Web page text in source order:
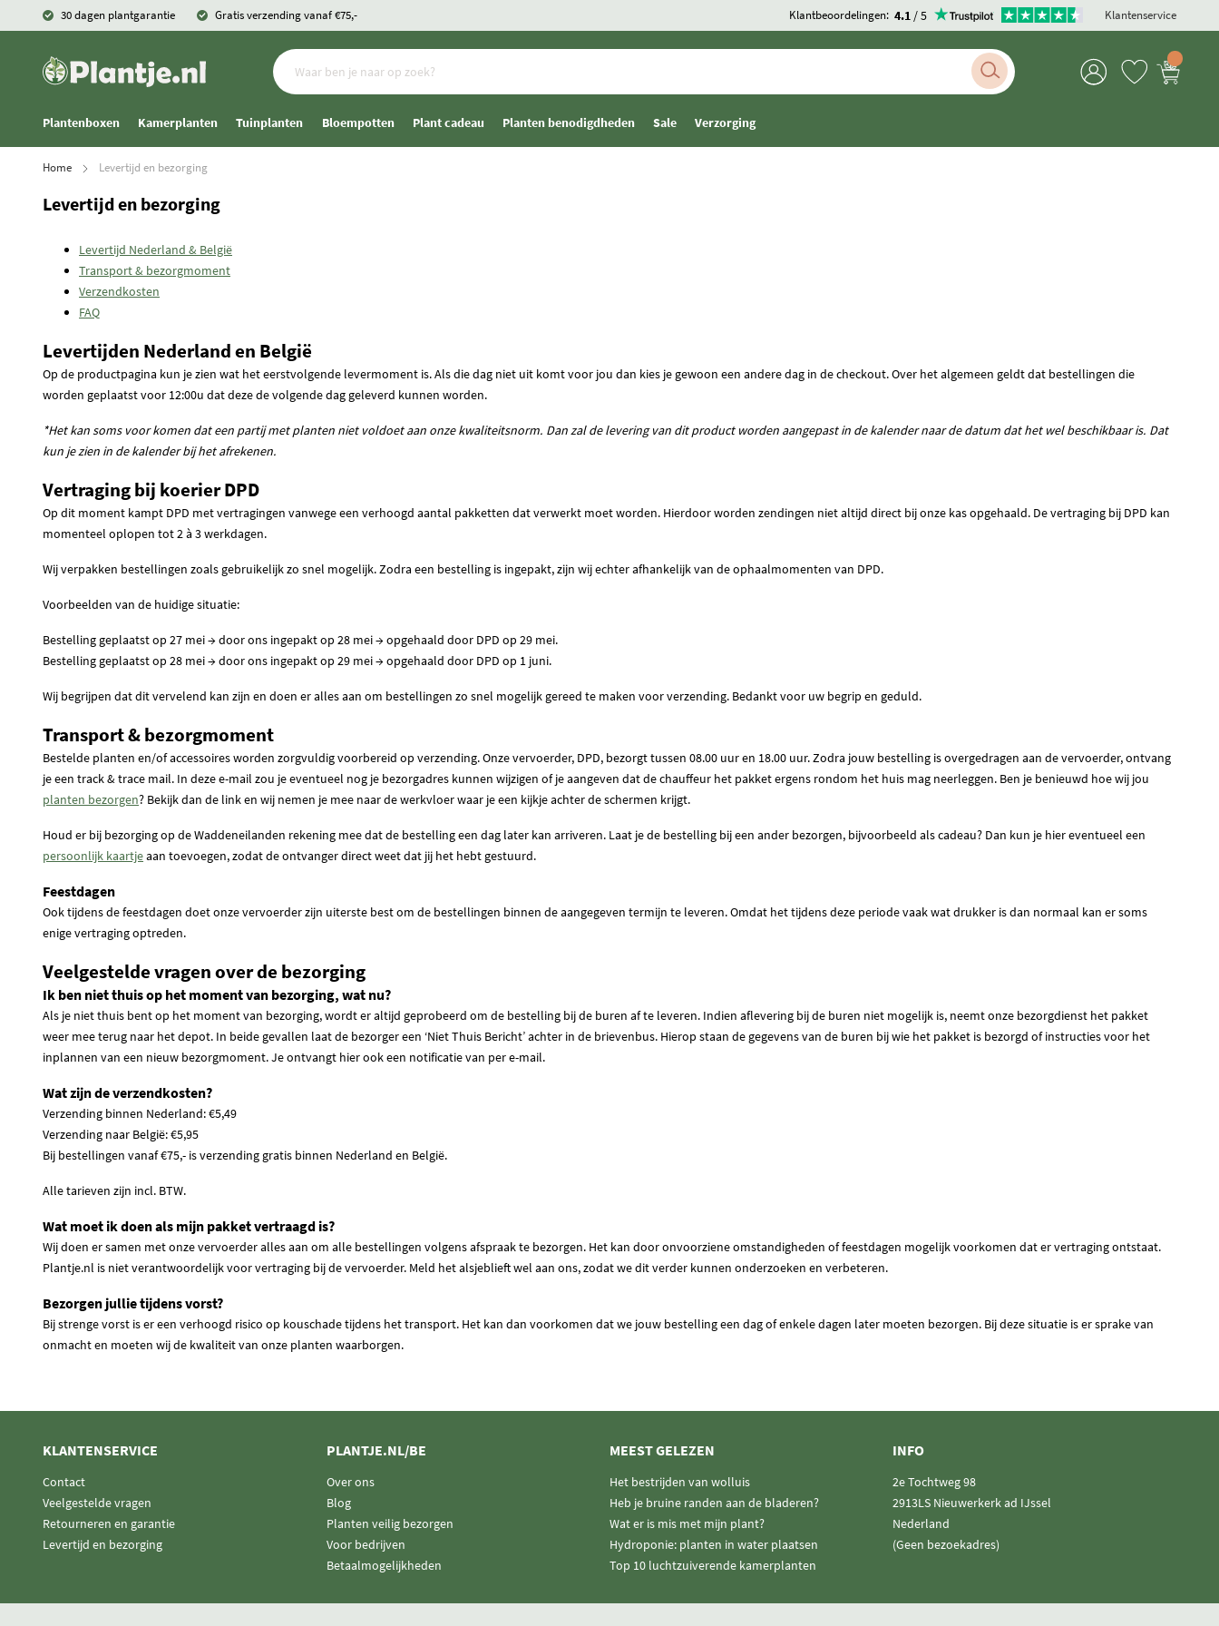
30 dagen plantgarantie Gratis verzending vanaf €75,- Klantbeoordelingen: 4.1 / 5 Klantenservice
Plantenboxen Kamerplanten Tuinplanten Bloempotten Plant cadeau Planten benodigdheden Sale Verzorging
Home Levertijd en bezorging
Levertijd en bezorging
Levertijd Nederland & België
Transport & bezorgmoment
Verzendkosten
FAQ
Levertijden Nederland en België
Op de productpagina kun je zien wat het eerstvolgende levermoment is. Als die dag niet uit komt voor jou dan kies je gewoon een andere dag in de checkout. Over het algemeen geldt dat bestellingen die
worden geplaatst voor 12:00u dat deze de volgende dag geleverd kunnen worden.
*Het kan soms voor komen dat een partij met planten niet voldoet aan onze kwaliteitsnorm. Dan zal de levering van dit product worden aangepast in de kalender naar de datum dat het wel beschikbaar is. Dat
kun je zien in de kalender bij het afrekenen.
Vertraging bij koerier DPD
Op dit moment kampt DPD met vertragingen vanwege een verhoogd aantal pakketten dat verwerkt moet worden. Hierdoor worden zendingen niet altijd direct bij onze kas opgehaald. De vertraging bij DPD kan
momenteel oplopen tot 2 à 3 werkdagen.
Wij verpakken bestellingen zoals gebruikelijk zo snel mogelijk. Zodra een bestelling is ingepakt, zijn wij echter afhankelijk van de ophaalmomenten van DPD.
Voorbeelden van de huidige situatie:
Bestelling geplaatst op 27 mei → door ons ingepakt op 28 mei → opgehaald door DPD op 29 mei.
Bestelling geplaatst op 28 mei → door ons ingepakt op 29 mei → opgehaald door DPD op 1 juni.
Wij begrijpen dat dit vervelend kan zijn en doen er alles aan om bestellingen zo snel mogelijk gereed te maken voor verzending. Bedankt voor uw begrip en geduld.
Transport & bezorgmoment
Bestelde planten en/of accessoires worden zorgvuldig voorbereid op verzending. Onze vervoerder, DPD, bezorgt tussen 08.00 uur en 18.00 uur. Zodra jouw bestelling is overgedragen aan de vervoerder, ontvang
je een track & trace mail. In deze e-mail zou je eventueel nog je bezorgadres kunnen wijzigen of je aangeven dat de chauffeur het pakket ergens rondom het huis mag neerleggen. Ben je benieuwd hoe wij jou
planten bezorgen? Bekijk dan de link en wij nemen je mee naar de werkvloer waar je een kijkje achter de schermen krijgt.
Houd er bij bezorging op de Waddeneilanden rekening mee dat de bestelling een dag later kan arriveren. Laat je de bestelling bij een ander bezorgen, bijvoorbeeld als cadeau? Dan kun je hier eventueel een
persoonlijk kaartjeaan toevoegen, zodat de ontvanger direct weet dat jij het hebt gestuurd.
Feestdagen
Ook tijdens de feestdagen doet onze vervoerder zijn uiterste best om de bestellingen binnen de aangegeven termijn te leveren. Omdat het tijdens deze periode vaak wat drukker is dan normaal kan er soms
enige vertraging optreden.
Veelgestelde vragen over de bezorging
Ik ben niet thuis op het moment van bezorging, wat nu?
Als je niet thuis bent op het moment van bezorging, wordt er altijd geprobeerd om de bestelling bij de buren af te leveren. Indien aflevering bij de buren niet mogelijk is, neemt onze bezorgdienst het pakket
weer mee terug naar het depot. In beide gevallen laat de bezorger een ‘Niet Thuis Bericht’ achter in de brievenbus. Hierop staan de gegevens van de buren bij wie het pakket is bezorgd of instructies voor het
inplannen van een nieuw bezorgmoment. Je ontvangt hier ook een notificatie van per e-mail.
Wat zijn de verzendkosten?
Verzending binnen Nederland: €5,49
Verzending naar België: €5,95
Bij bestellingen vanaf €75,- is verzending gratis binnen Nederland en België.
Alle tarieven zijn incl. BTW.
Wat moet ik doen als mijn pakket vertraagd is?
Wij doen er samen met onze vervoerder alles aan om alle bestellingen volgens afspraak te bezorgen. Het kan door onvoorziene omstandigheden of feestdagen mogelijk voorkomen dat er vertraging ontstaat.
Plantje.nl is niet verantwoordelijk voor vertraging bij de vervoerder. Meld het alsjeblieft wel aan ons, zodat we dit verder kunnen onderzoeken en verbeteren.
Bezorgen jullie tijdens vorst?
Bij strenge vorst is er een verhoogd risico op kouschade tijdens het transport. Het kan dan voorkomen dat we jouw bestelling een dag of enkele dagen later moeten bezorgen. Bij deze situatie is er sprake van
onmacht en moeten wij de kwaliteit van onze planten waarborgen.
KLANTENSERVICE
Contact
Veelgestelde vragen
Retourneren en garantie
Levertijd en bezorging
PLANTJE.NL/BE
Over ons
Blog
Planten veilig bezorgen
Voor bedrijven
Betaalmogelijkheden
MEEST GELEZEN
Het bestrijden van wolluis
Heb je bruine randen aan de bladeren?
Wat er is mis met mijn plant?
Hydroponie: planten in water plaatsen
Top 10 luchtzuiverende kamerplanten
INFO
2e Tochtweg 98
2913LS Nieuwerkerk ad IJssel
Nederland
(Geen bezoekadres)